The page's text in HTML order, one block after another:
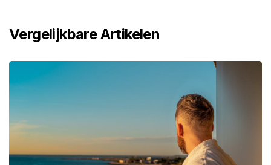
Vergelijkbare Artikelen